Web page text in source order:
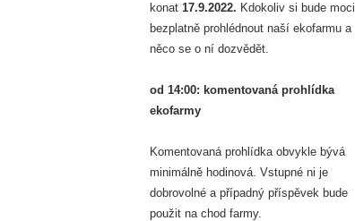
konat 17.9.2022. Kdokoliv si bude moci
bezplatně prohlédnout naší ekofarmu a
něco se o ní dozvědět.
od 14:00: komentovaná prohlídka
ekofarmy
Komentovaná prohlídka obvykle bývá
minimálně hodinová. Vstupné ni je
dobrovolné a případný příspěvek bude
použit na chod farmy.